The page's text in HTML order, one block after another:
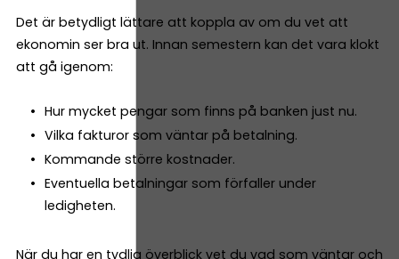
Det är betydligt lättare att koppla av om du vet att
ekonomin ser bra ut. Innan semestern kan det vara klokt
att gå igenom:
Hur mycket pengar som finns på banken just nu.
Vilka fakturor som väntar på betalning.
Kommande större kostnader.
Eventuella betalningar som förfaller under
ledigheten.
När du har en tydlig överblick vet du vad som väntar och